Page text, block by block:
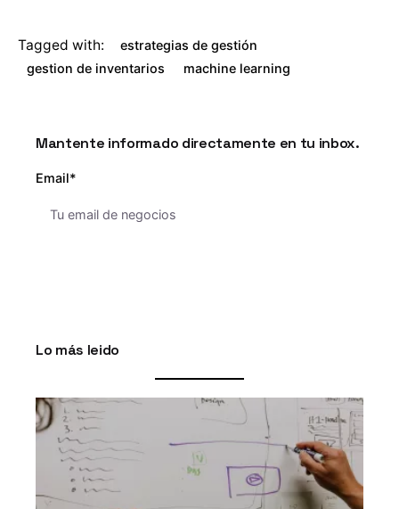
Tagged with:
estrategias de gestión
gestion de inventarios
machine learning
Mantente informado directamente en tu inbox.
Email*
Lo más leido